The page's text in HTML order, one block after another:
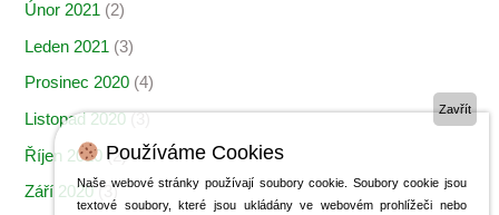
Únor 2021 (2)
Leden 2021 (3)
Prosinec 2020 (4)
Listopad 2020
Říjen 2020 (2)
Září 2020(3)
Zavřít
Používáme Cookies
Naše webové stránky používají soubory cookie. Soubory cookie jsou
textové soubory, které jsou ukládány ve webovém prohlížeči nebo